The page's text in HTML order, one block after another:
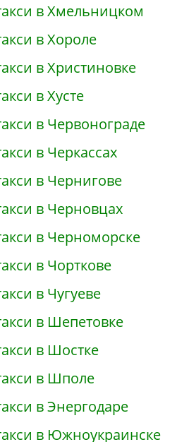
в Хмельницком
в Хороле
в Христиновке
в Хусте
в Червонограде
в Черкассах
в Чернигове
в Черновцах
в Черноморске
в Чорткове
в Чугуеве
в Шепетовке
в Шостке
в Шполе
в Энергодаре
в Южноукраинске